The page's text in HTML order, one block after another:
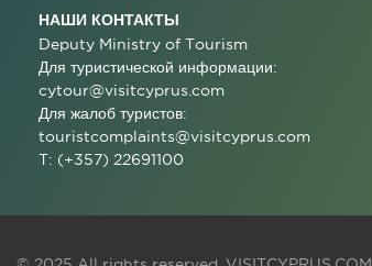
НАШИ КОНТАКТЫ
Deputy Ministry of Tourism
Для туристической информации:
cytour@visitcyprus.com
Для жалоб туристов:
touristcomplaints@visitcyprus.com
T: (+357) 22691100